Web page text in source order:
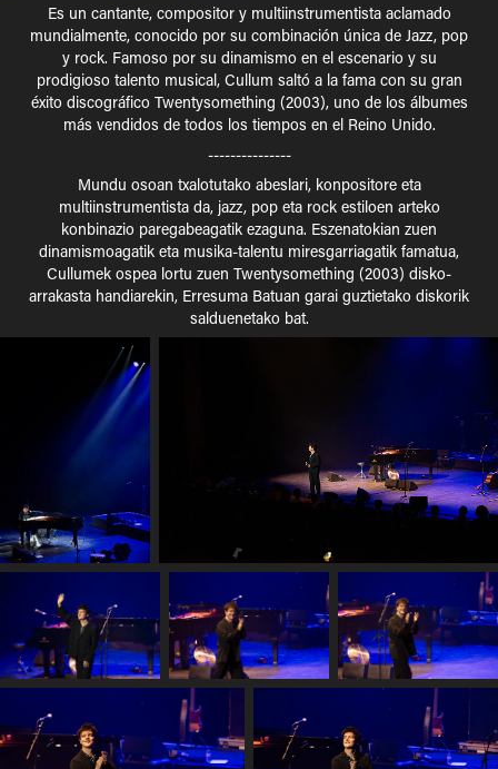
Es un cantante, compositor y multiinstrumentista aclamado
mundialmente, conocido por su combinación única de Jazz, pop
y rock. Famoso por su dinamismo en el escenario y su
prodigioso talento musical, Cullum saltó a la fama con su gran
éxito discográfico Twentysomething (2003), uno de los álbumes
más vendidos de todos los tiempos en el Reino Unido.
---------------
Mundu osoan txalotutako abeslari, konpositore eta
multiinstrumentista da, jazz, pop eta rock estiloen arteko
konbinazio paregabeagatik ezaguna. Eszenatokian zuen
dinamismoagatik eta musika-talentu miresgarriagatik famatua,
Cullumek ospea lortu zuen Twentysomething (2003) disko-
arrakasta handiarekin, Erresuma Batuan garai guztietako diskorik
salduenetako bat.